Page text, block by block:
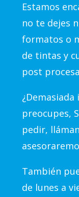
Estamos
no te dejes
formatos o
de tintas y
post
preocupes,
pedir,
También
de lunes a